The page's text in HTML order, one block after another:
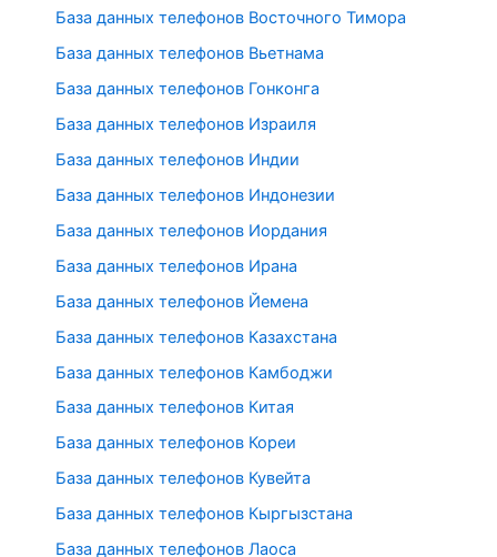
База данных телефонов Восточного Тимора
База данных телефонов Вьетнама
База данных телефонов Гонконга
База данных телефонов Израиля
База данных телефонов Индии
База данных телефонов Индонезии
База данных телефонов Иордания
База данных телефонов Ирана
База данных телефонов Йемена
База данных телефонов Казахстана
База данных телефонов Камбоджи
База данных телефонов Китая
База данных телефонов Кореи
База данных телефонов Кувейта
База данных телефонов Кыргызстана
База данных телефонов Лаоса